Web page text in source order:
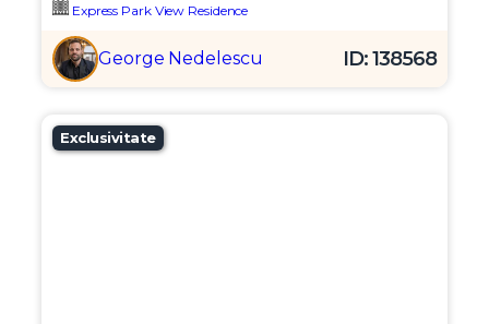
Express Park View Residence
George Nedelescu ID: 138568
Exclusivitate